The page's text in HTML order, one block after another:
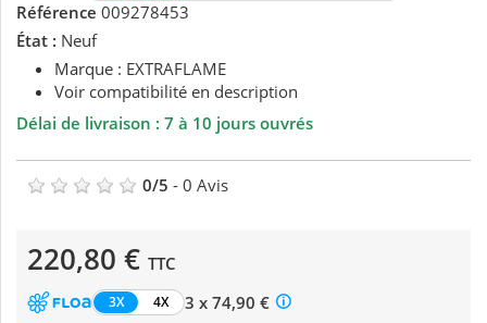
Référence 009278453
État : Neuf
Marque : EXTRAFLAME
Voir compatibilité en description
Délai de livraison : 7 à 10 jours ouvrés
0/5 - 0 Avis
220,80 € TTC
3X 4X
3 x 74,90 €